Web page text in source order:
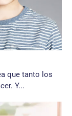
que tanto los
Y...